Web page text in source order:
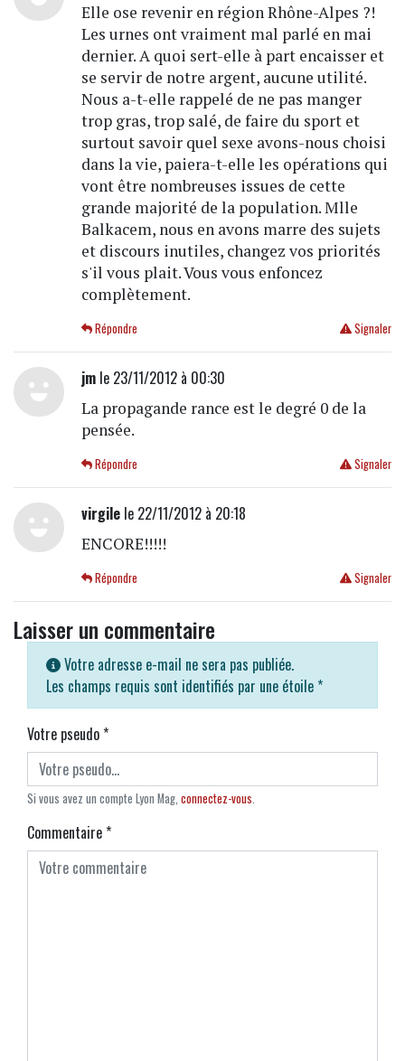
Elle ose revenir en région Rhône-Alpes ?!
Les urnes ont vraiment mal parlé en mai
dernier. A quoi sert-elle à part encaisser et
se servir de notre argent, aucune utilité.
Nous a-t-elle rappelé de ne pas manger
trop gras, trop salé, de faire du sport et
surtout savoir quel sexe avons-nous choisi
dans la vie, paiera-t-elle les opérations qui
vont être nombreuses issues de cette
grande majorité de la population. Mlle
Balkacem, nous en avons marre des sujets
et discours inutiles, changez vos priorités
s'il vous plait. Vous vous enfoncez
complètement.
Signaler
Répondre
jmle 23/11/2012 à 00:30
La propagande rance est le degré 0 de la
pensée.
Signaler
Répondre
virgilele 22/11/2012 à 20:18
ENCORE!!!!!
Signaler
Répondre
Laisser un commentaire
Votre adresse e-mail ne sera pas publiée.
Les champs requis sont identifiés par une étoile *
Votre pseudo*
Si vous avez un compte Lyon Mag, connectez-vous
Commentaire*